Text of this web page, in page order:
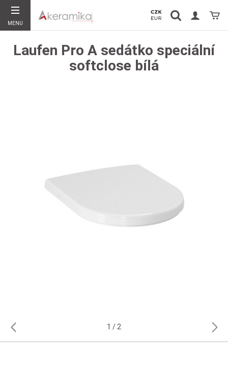
MENU
Vyhledávání Košík
Laufen Pro A sedátko speciální
softclose bílá
1 2